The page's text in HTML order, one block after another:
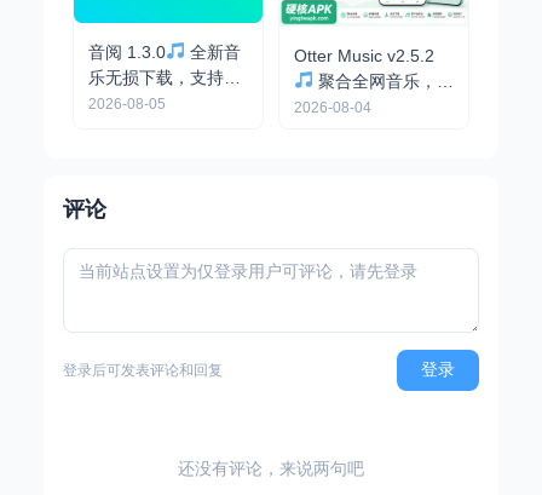
音阅 1.3.0
全新音
乐无损下载，支持下
载歌词和封面
2026-08-05
Otter Music v2.5.2
聚合全网音乐，支
持无损下载，内置音
2026-08-04
评论
登录后可发表评论和回复 登录
还没有评论，来说两句吧